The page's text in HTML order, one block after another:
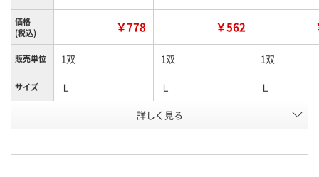
価格
(税込)
￥778 ￥562
販売単位 1双 1双 1双
サイズ Ｌ Ｌ Ｌ
ブラック ホワイト
号
詳しく見る